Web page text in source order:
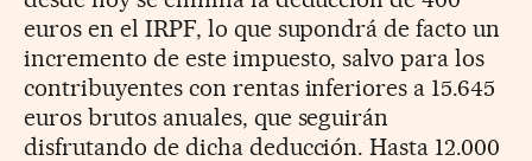
euros en el IRPF, lo que supondrá de facto un
incremento de este impuesto, salvo para los
contribuyentes con rentas inferiores a 15.645
euros brutos anuales, que seguirán
disfrutando de dicha deducción. Hasta 12.000